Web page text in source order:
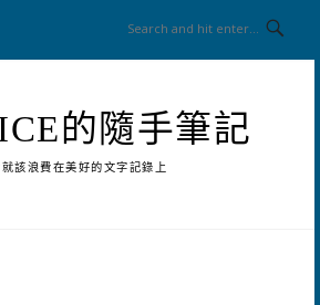
的隨手筆記
該浪費在美好的文字記錄上